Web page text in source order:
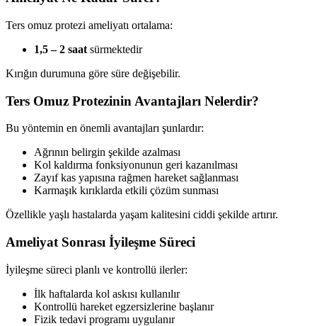
Ters omuz protezi ameliyatı ortalama:
1,5 – 2 saat sürmektedir
Kırığın durumuna göre süre değişebilir.
Ters Omuz Protezinin Avantajları Nelerdir?
Bu yöntemin en önemli avantajları şunlardır:
Ağrının belirgin şekilde azalması
Kol kaldırma fonksiyonunun geri kazanılması
Zayıf kas yapısına rağmen hareket sağlanması
Karmaşık kırıklarda etkili çözüm sunması
Özellikle yaşlı hastalarda yaşam kalitesini ciddi şekilde artırır.
Ameliyat Sonrası İyileşme Süreci
İyileşme süreci planlı ve kontrollü ilerler:
İlk haftalarda kol askısı kullanılır
Kontrollü hareket egzersizlerine başlanır
Fizik tedavi programı uygulanır